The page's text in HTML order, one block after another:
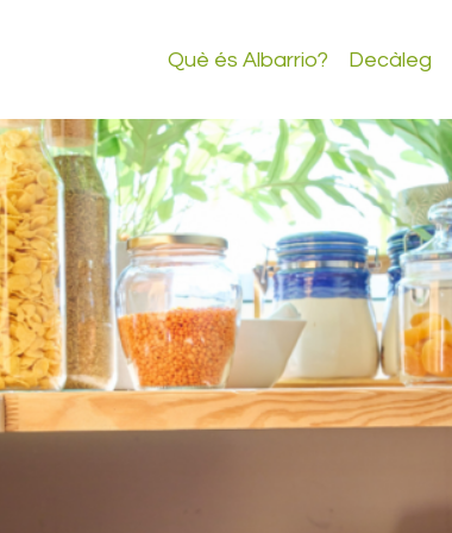
Què és Albarrio? Decàleg